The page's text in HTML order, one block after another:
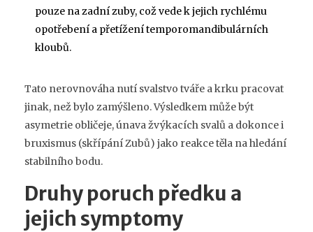
pouze na zadní zuby, což vede k jejich rychlému
opotřebení a přetížení temporomandibulárních
kloubů.
Tato nerovnováha nutí svalstvo tváře a krku pracovat
jinak, než bylo zamýšleno. Výsledkem může být
asymetrie obličeje, únava žvýkacích svalů a dokonce i
bruxismus (skřípání Zubů) jako reakce těla na hledání
stabilního bodu.
Druhy poruch předku a
jejich symptomy